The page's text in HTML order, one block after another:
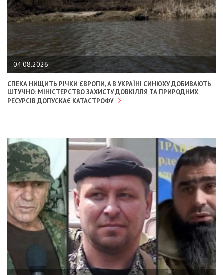
04.08.2026
СПЕКА НИЩИТЬ РІЧКИ ЄВРОПИ, А В УКРАЇНІ СИНЮХУ ДОБИВАЮТЬ
ШТУЧНО: МІНІСТЕРСТВО ЗАХИСТУ ДОВКІЛЛЯ ТА ПРИРОДНИХ
РЕСУРСІВ ДОПУСКАЄ КАТАСТРОФУ